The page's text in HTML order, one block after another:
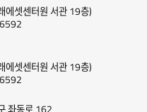
셋센터원 서관 19층)
셋센터원 서관 19층)
좌동로 162